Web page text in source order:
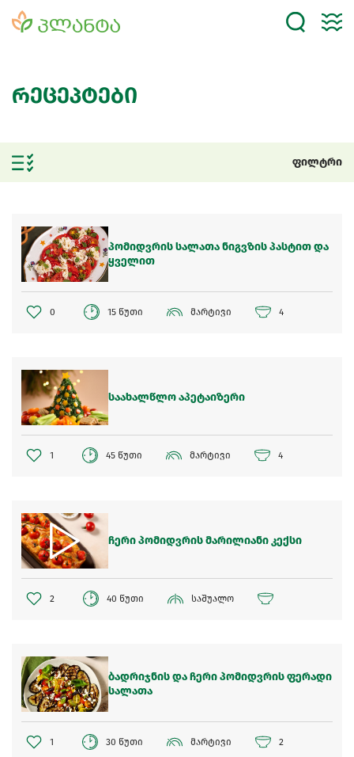
რეცეპტები
ფილტრი
პომიდვრის სალათა ნიგვზის პასტით და
ყველით
0 15 წუთი მარტივი 4
საახალწლო აპეტაიზერი
1 45 წუთი მარტივი 4
ჩერი პომიდვრის მარილიანი კექსი
2 40 წუთი საშუალო
ბადრიჯნის და ჩერი პომიდვრის ფერადი
სალათა
1 30 წუთი მარტივი 2